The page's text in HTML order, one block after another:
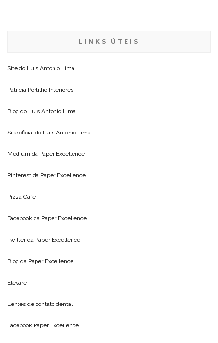
LINKS ÚTEIS
Site do Luis Antonio Lima
Patricia Portilho Interiores
Blog do Luis Antonio Lima
Site oficial do Luis Antonio Lima
Medium da Paper Excellence
Pinterest da Paper Excellence
Pizza Cafe
Facebook da Paper Excellence
Twitter da Paper Excellence
Blog da Paper Excellence
Elevare
Lentes de contato dental
Facebook Paper Excellence